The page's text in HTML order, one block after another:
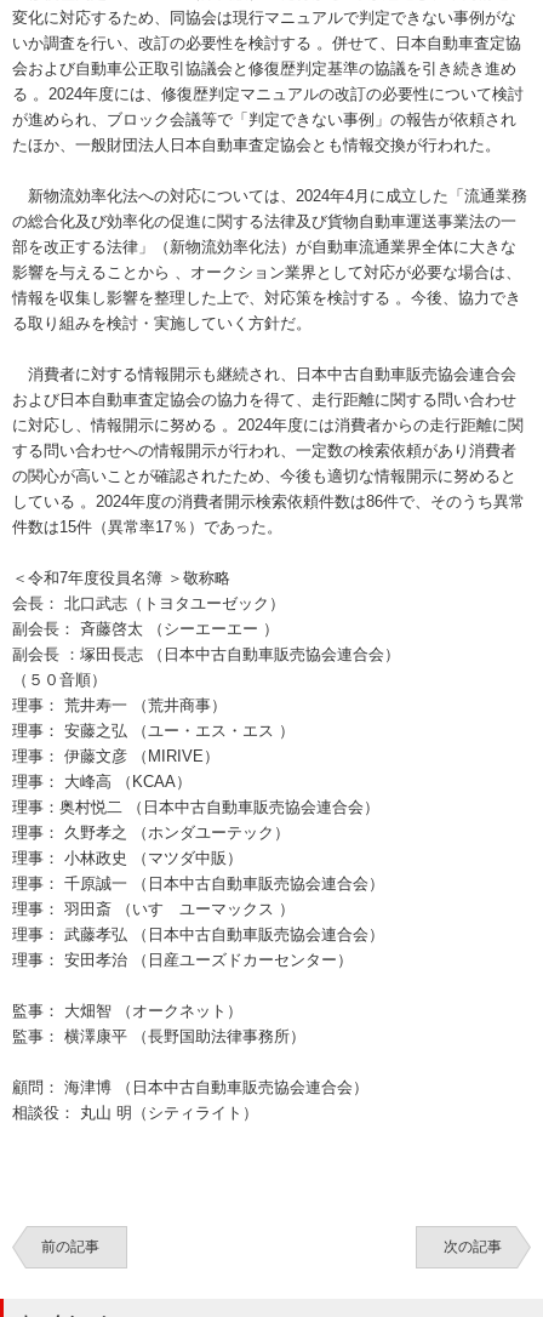
変化に対応するため、同協会は現行マニュアルで判定できない事例がな
いか調査を行い、改訂の必要性を検討する 。併せて、日本自動車査定協
会および自動車公正取引協議会と修復歴判定基準の協議を引き続き進め
る 。2024年度には、修復歴判定マニュアルの改訂の必要性について検討
が進められ、ブロック会議等で「判定できない事例」の報告が依頼され
たほか、一般財団法人日本自動車査定協会とも情報交換が行われた。
新物流効率化法への対応については、2024年4月に成立した「流通業務
の総合化及び効率化の促進に関する法律及び貨物自動車運送事業法の一
部を改正する法律」（新物流効率化法）が自動車流通業界全体に大きな
影響を与えることから 、オークション業界として対応が必要な場合は、
情報を収集し影響を整理した上で、対応策を検討する 。今後、協力でき
る取り組みを検討・実施していく方針だ。
消費者に対する情報開示も継続され、日本中古自動車販売協会連合会
および日本自動車査定協会の協力を得て、走行距離に関する問い合わせ
に対応し、情報開示に努める 。2024年度には消費者からの走行距離に関
する問い合わせへの情報開示が行われ、一定数の検索依頼があり消費者
の関心が高いことが確認されたため、今後も適切な情報開示に努めると
している 。2024年度の消費者開示検索依頼件数は86件で、そのうち異常
件数は15件（異常率17％）であった。
＜令和7年度役員名簿 ＞敬称略
会長： 北口武志（トヨタユーゼック）
副会長： 斉藤啓太 （シーエーエー ）
副会長 ：塚田長志 （日本中古自動車販売協会連合会）
（５０音順）
理事： 荒井寿一 （荒井商事）
理事： 安藤之弘 （ユー・エス・エス ）
理事： 伊藤文彦 （MIRIVE）
理事： 大峰高 （KCAA）
理事：奥村悦二 （日本中古自動車販売協会連合会）
理事： 久野孝之 （ホンダユーテック）
理事： 小林政史 （マツダ中販）
理事： 千原誠一 （日本中古自動車販売協会連合会）
理事： 羽田斎 （いすゞユーマックス ）
理事： 武藤孝弘 （日本中古自動車販売協会連合会）
理事： 安田孝治 （日産ユーズドカーセンター）
監事： 大畑智 （オークネット）
監事： 横澤康平 （長野国助法律事務所）
顧問： 海津博 （日本中古自動車販売協会連合会）
相談役： 丸山 明（シティライト）
前の記事 次の記事